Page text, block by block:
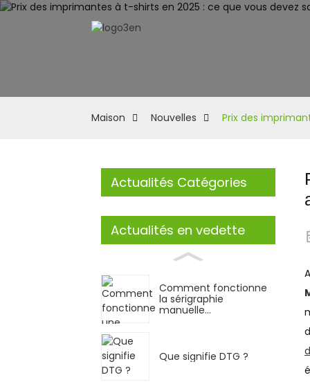
Maison Nouvelles Prix ​​des
Actualités Catégories
Actualités en vedette
Comment fonctionne
la sérigraphie
manuelle...
Que signifie DTG ?